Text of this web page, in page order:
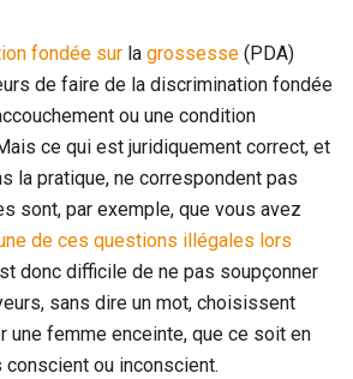
fondée sur la grossesse (PDA)
de faire de la discrimination fondée
ou une condition
ce qui est juridiquement correct, et
la pratique, ne correspondent pas
sont, par exemple, que vous avez
de ces questions illégales lors
donc difficile de ne pas soupçonner
sans dire un mot, choisissent
une femme enceinte, que ce soit en
ou inconscient.